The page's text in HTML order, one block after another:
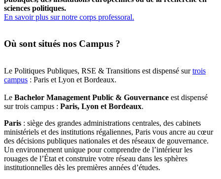
sciences politiques.
En savoir plus sur notre corps professoral.
Où sont situés nos Campus ?
Le Politiques Publiques, RSE & Transitions est dispensé surtrois
campus : Paris et Lyon et Bordeaux.
Le Bachelor Management Public & Gouvernance est dispensé
sur trois campus : Paris, Lyon et Bordeaux.
Paris : siège des grandes administrations centrales, des cabinets
ministériels et des institutions régaliennes, Paris vous ancre au cœur
des décisions publiques nationales et des réseaux de gouvernance.
Un environnement unique pour comprendre de l’intérieur les
rouages de l’État et construire votre réseau dans les sphères
institutionnelles dès les premières années d’études.